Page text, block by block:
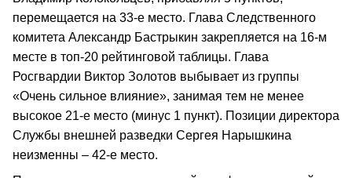
перемещается на 33-е место. Глава Следственного
комитета Александр Бастрыкин закрепляется на 16-м
месте в топ-20 рейтинговой таблицы. Глава
Росгвардии Виктор Золотов выбывает из группы
«Очень сильное влияние», занимая тем не менее
высокое 21-е место (минус 1 пункт). Позиции директора
Службы внешней разведки Сергея Нарышкина
неизменны – 42-е место.